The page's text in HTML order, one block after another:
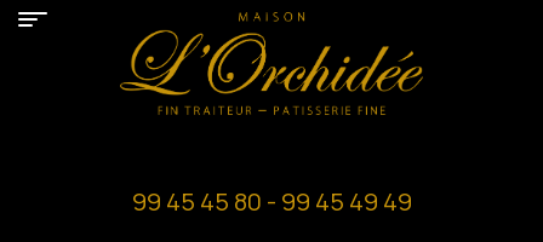
99 45 45 80 - 99 45 49 49